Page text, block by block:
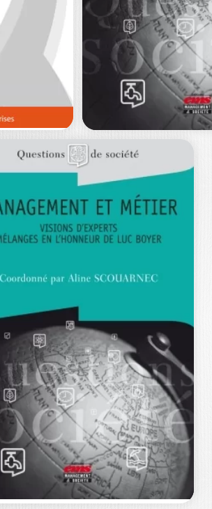
les
RAYMOND VATIER
Cet ouvrage retrace
formation continue
en…
DUKE
sur
29,90€
HUMAINES
AFRIQUE
BASSIROU TIDJANI
EMMANUEL KAMDEM
Bien qu’enseignée
toutes les institutions
sciences de gestion…